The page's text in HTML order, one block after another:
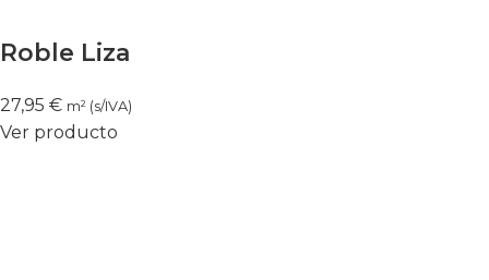
Roble Liza
27,95 € m² (s/IVA)
Ver producto